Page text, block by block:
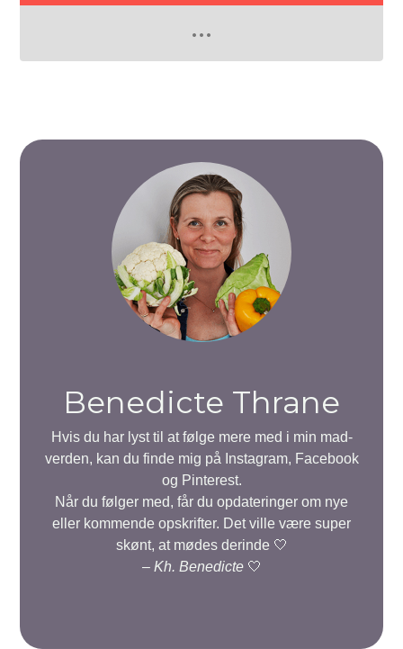
Benedicte Thrane
Hvis du har lyst til at følge mere med i min mad-
verden, kan du finde mig på Instagram, Facebook
og Pinterest.
Når du følger med, får du opdateringer om nye
eller kommende opskrifter. Det ville være super
skønt, at mødes derinde 🤍
– Kh. Benedicte🤍